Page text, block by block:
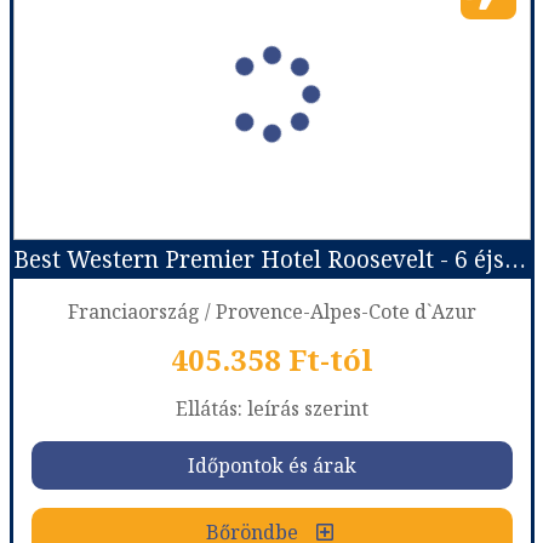
Franciaország
Város:Nice
Utazás módja: Repülővel
leírás szerint
Szálláskategória:Hotel ****
DOUBLE CLASSIC - Classic room 1 double bed
Időpont: 2026-08-14 | 14 éj
már 710.878 Ft-tól
Időpontok és árak
Bőröndbe
Best Western Premier Hotel Roosevelt - 6 éjszakás
Franciaország / Provence-Alpes-Cote d`Azur
405.358 Ft-tól
Ellátás: leírás szerint
Időpontok és árak
Bőröndbe